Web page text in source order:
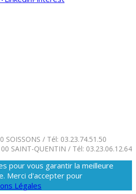
SOISSONS / Tél: 03.23.74.51.50
SAINT-QUENTIN / Tél: 03.23.06.12.64
pour vous garantir la meilleure
Merci d'accepter pour
Légales